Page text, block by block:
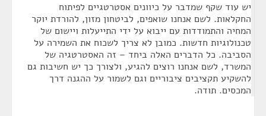
יש עוד שקף שמדבר על כיוונים אסטרטגיים לפיתוח
החקלאות. לשם אנחנו שואפים, לביטחון מזון, להורדת יוקר
המחיה והתמודדות עם ייבוא על ידי התייעלות ויישום של
טכנולוגיות חדשות. כמובן לא צריך לשכוח את השמירה על
הסביבה. כל הדברים האלה ביחד – זה האסטרטגיה של
המשרד, לשם אנחנו רוצים להגיע, ולצורך כך יש חשיבות גם
להשקיע תקציבים ציבוריים וגם לשמור על ההגנה דרך
המכסים. תודה.